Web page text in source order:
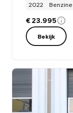
2022
Benzine
€ 23.995
Bekijk